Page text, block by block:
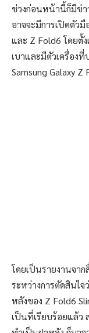
ช่วงก่อนหน้านี้ก็มีข่า
อาจจะมีการเปิดตัว
และ Z Fold6 โดยตั้
เบาและมีตัวเครื่อง
Samsung Galaxy
โดยเป็นรายงานจาก
ระหว่างการตัดสินใ
หลังของ Z Fold6
เป็นที่เรียบร้อยแล้ว